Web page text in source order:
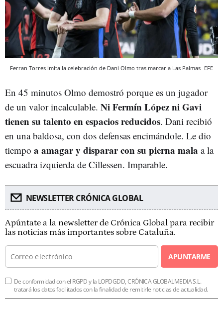
Ferran Torres imita la celebración de Dani Olmo tras marcar a Las Palmas EFE
En 45 minutos Olmo demostró porque es un jugador
de un valor incalculable. Ni Fermín López ni Gavi
tienen su talento en espacios reducidos. Dani recibió
en una baldosa, con dos defensas encimándole. Le dio
tiempo a amagar y disparar con su pierna mala a la
escuadra izquierda de Cillessen. Imparable.
NEWSLETTER CRÓNICA GLOBAL
Apúntate a la newsletter de Crónica Global para recibir
las noticias más importantes sobre Cataluña.
APUNTARME
De conformidad con el RGPD y la LOPDGDD, CRÓNICA GLOBALMEDIA S.L.
tratará los datos facilitados con la finalidad de remitirle noticias de actualidad.